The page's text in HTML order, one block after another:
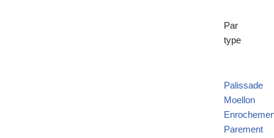
Par
type
Palissade
Moellon
Parement